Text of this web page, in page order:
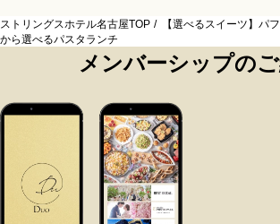
ストリングスホテル名古屋TOP
【選べるスイーツ】パ
から選べるパスタランチ
メンバーシップの